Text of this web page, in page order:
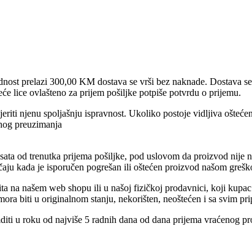
prelazi 300,00 KM dostava se vrši bez naknade. Dostava
lice ovlašteno za prijem pošiljke potpiše potvrdu o prijemu.
njenu spoljašnju ispravnost. Ukoliko postoje vidljiva
preuzimanja
od trenutka prijema pošiljke, pod uslovom da proizvod nije
kada je isporučen pogrešan ili oštećen proizvod našom
na našem web shopu ili u našoj fizičkoj prodavnici, koji
biti u originalnom stanju, nekorišten, neoštećen i sa svim
u roku od najviše 5 radnih dana od dana prijema vraćenog